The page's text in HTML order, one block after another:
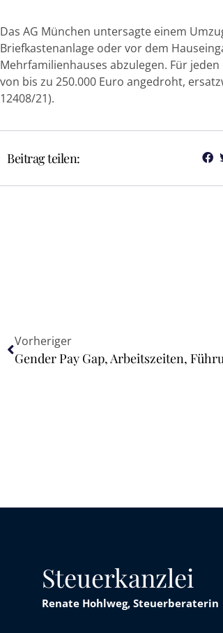
Das AG München untersagte einem
Briefkastenanlage oder vor dem
Mehrfamilienhauses abzulegen. Für
von bis zu 250.000 Euro angedroht,
12408/21).
Beitrag teilen:
Vorheriger
Steuerkanzlei
Renate Hohlweg, Steuerberaterin